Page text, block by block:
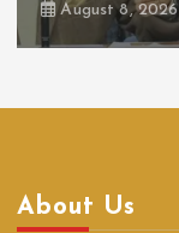
August 8, 2026
About Us